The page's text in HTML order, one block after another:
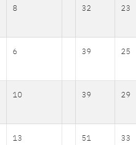
8 32 23
6 39 25
10 39 29
13 51 33